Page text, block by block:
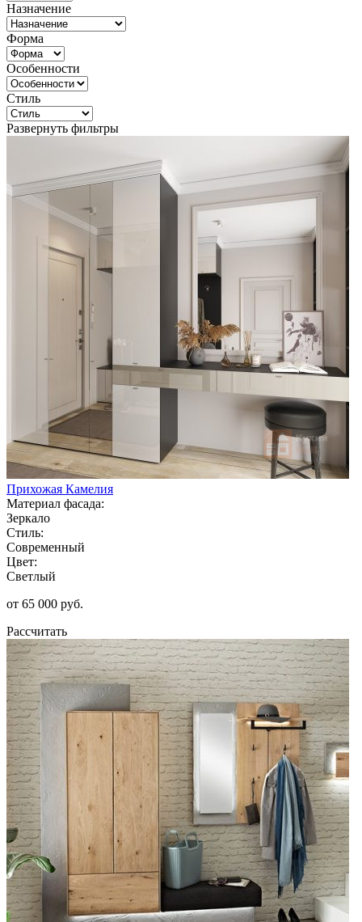
Назначение
Форма
Особенности
Стиль
Развернуть фильтры
Прихожая Камелия
Материал фасада:
Зеркало
Стиль:
Современный
Цвет:
Светлый
от 65 000 руб.
Рассчитать